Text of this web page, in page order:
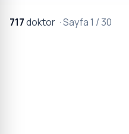
717doktor · Sayfa 1 / 30